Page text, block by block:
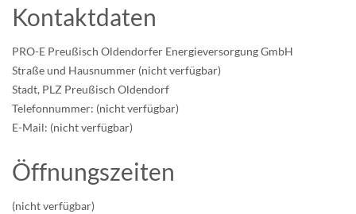
Kontaktdaten
PRO-E Preußisch Oldendorfer Energieversorgung GmbH
Straße und Hausnummer (nicht verfügbar)
Stadt, PLZ Preußisch Oldendorf
Telefonnummer: (nicht verfügbar)
E-Mail: (nicht verfügbar)
Öffnungszeiten
(nicht verfügbar)